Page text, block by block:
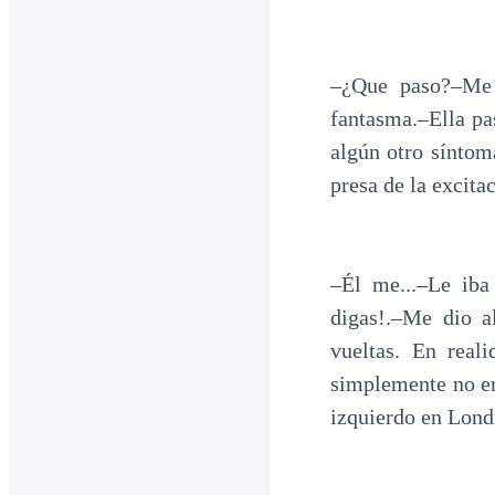
–¿Que
fantasma.–Ella
algún otro
presa de la
–Él me...–Le
digas!.–Me dio
vueltas. En
simplemente no
izquierdo en